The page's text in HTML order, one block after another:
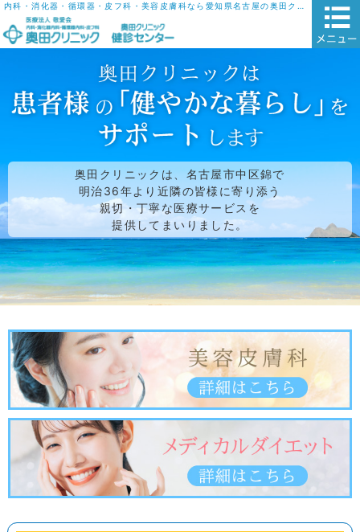
内科・消化器・循環器・皮フ科・美容皮膚科なら愛知県名古屋の奥田クリニックにおまかせ
奥田クリニックは、名古屋市中区錦で
明治36年より近隣の皆様に寄り添う
親切・丁寧な医療サービスを
提供してまいりました。